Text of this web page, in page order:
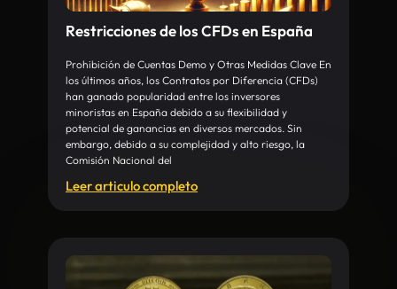
Restricciones de los CFDs en España
Prohibición de Cuentas Demo y Otras Medidas Clave En
los últimos años, los Contratos por Diferencia (CFDs)
han ganado popularidad entre los inversores
minoristas en España debido a su flexibilidad y
potencial de ganancias en diversos mercados. Sin
embargo, debido a su complejidad y alto riesgo, la
Comisión Nacional del
Leer articulo completo